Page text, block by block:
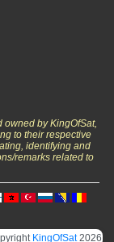
owned by KingOfSat,
to their respective
identifying and
remarks related to
KingOfSat2026